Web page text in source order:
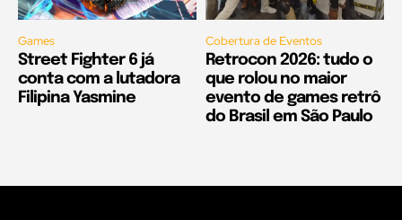
Games
Street Fighter 6 já
conta com a lutadora
Filipina Yasmine
Cobertura de Eventos
Retrocon 2026: tudo o
que rolou no maior
evento de games retrô
do Brasil em São Paulo